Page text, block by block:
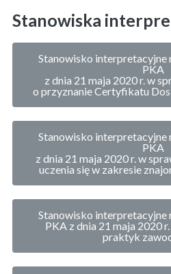
Stanowiska
Stanowisko interpretacyjne
PKA
z dnia 21 maja 2020 r. w
o przyznanie Certyfikatu
Stanowisko interpretacyjne
PKA
z dnia 21 maja 2020 r. w
uczenia się w zakresie
Stanowisko interpretacyjne
PKA z dnia 21 maja 2020
praktyk